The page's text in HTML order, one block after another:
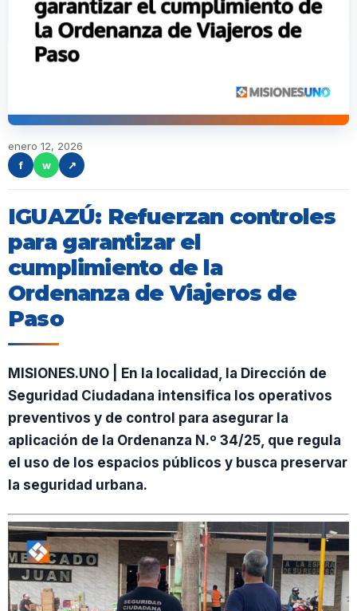
enero 12, 2026
f
w ↗
IGUAZÚ: Refuerzan controles
para garantizar el
cumplimiento de la
Ordenanza de Viajeros de
Paso
MISIONES.UNO | En la localidad, la Dirección de
Seguridad Ciudadana intensifica los operativos
preventivos y de control para asegurar la
aplicación de la Ordenanza N.º 34/25, que regula
el uso de los espacios públicos y busca preservar
la seguridad urbana.